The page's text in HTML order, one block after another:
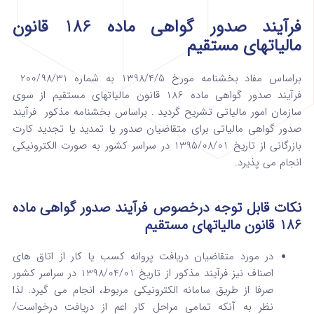
فرآیند صدور گواهی ماده 186 قانون
مالیاتهای مستقیم
فرآیند صدور گواهی ماده 186 قانون مالیاتهای مستقیم از سوی
سازمان امور مالیاتی تشریح گردید . براساس بخشنامه مذکورفرآیند
صدور گواهی مالیاتی برای متقاضیان صدور یا تمدید یا تجدید کارت
بازرگانی از تاریخ 1395/08/01 در سراسر کشور به صورت الکترونیکی
انجام می پذیرد.
نکات قابل توجه درخصوص فرآیند صدور گواهی ماده
186 قانون مالیاتهای مستقیم
در مورد متقاضیان دریافت پروانه کسب یا کار از اتاق های
اصناف نیز فرآیند مذکور از تاریخ 1398/04/01 در سراسر کشور
صرفا از طریق سامانه الکترونیکی مربوط، انجام می گیرد. لذا
نظر به آنکه تمامی مراحل کار اعم از دریافت درخواست/